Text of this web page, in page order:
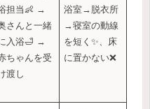
担当👶 →
さんと一緒
入浴🛁 →
ちゃんを受
渡し
浴室→脱衣所
→寝室の動線
を短く✨、床
に置かない❌